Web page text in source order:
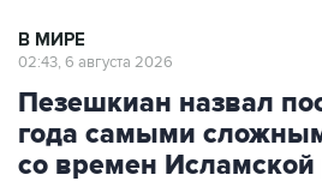
В МИРЕ
02:43, 6 августа 2026
Пезешкиан назвал
года самыми
со времен